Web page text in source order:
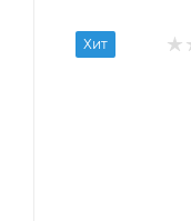
Хит